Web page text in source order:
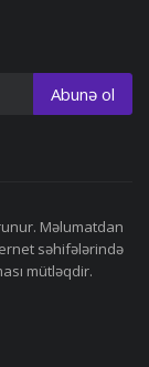
Abunə ol
Məlumatdan
səhifələrində
mütləqdir.